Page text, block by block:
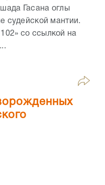
Гасана оглы
судейской мантии.
со ссылкой на